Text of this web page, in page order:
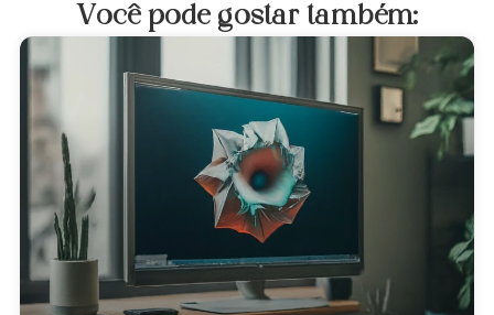
Você pode gostar também: